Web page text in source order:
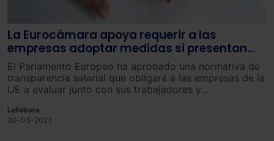
La Eurocámara apoya requerir a las
empresas adoptar medidas si presentan
una brecha salarial de género de al menos
el 5%
El Parlamento Europeo ha aprobado una normativa de
transparencia salarial que obligará a las empresas de la
UE a evaluar junto con sus trabajadores y
brecha de género de al menos el 5%.
Lefebvre
30-03-2023